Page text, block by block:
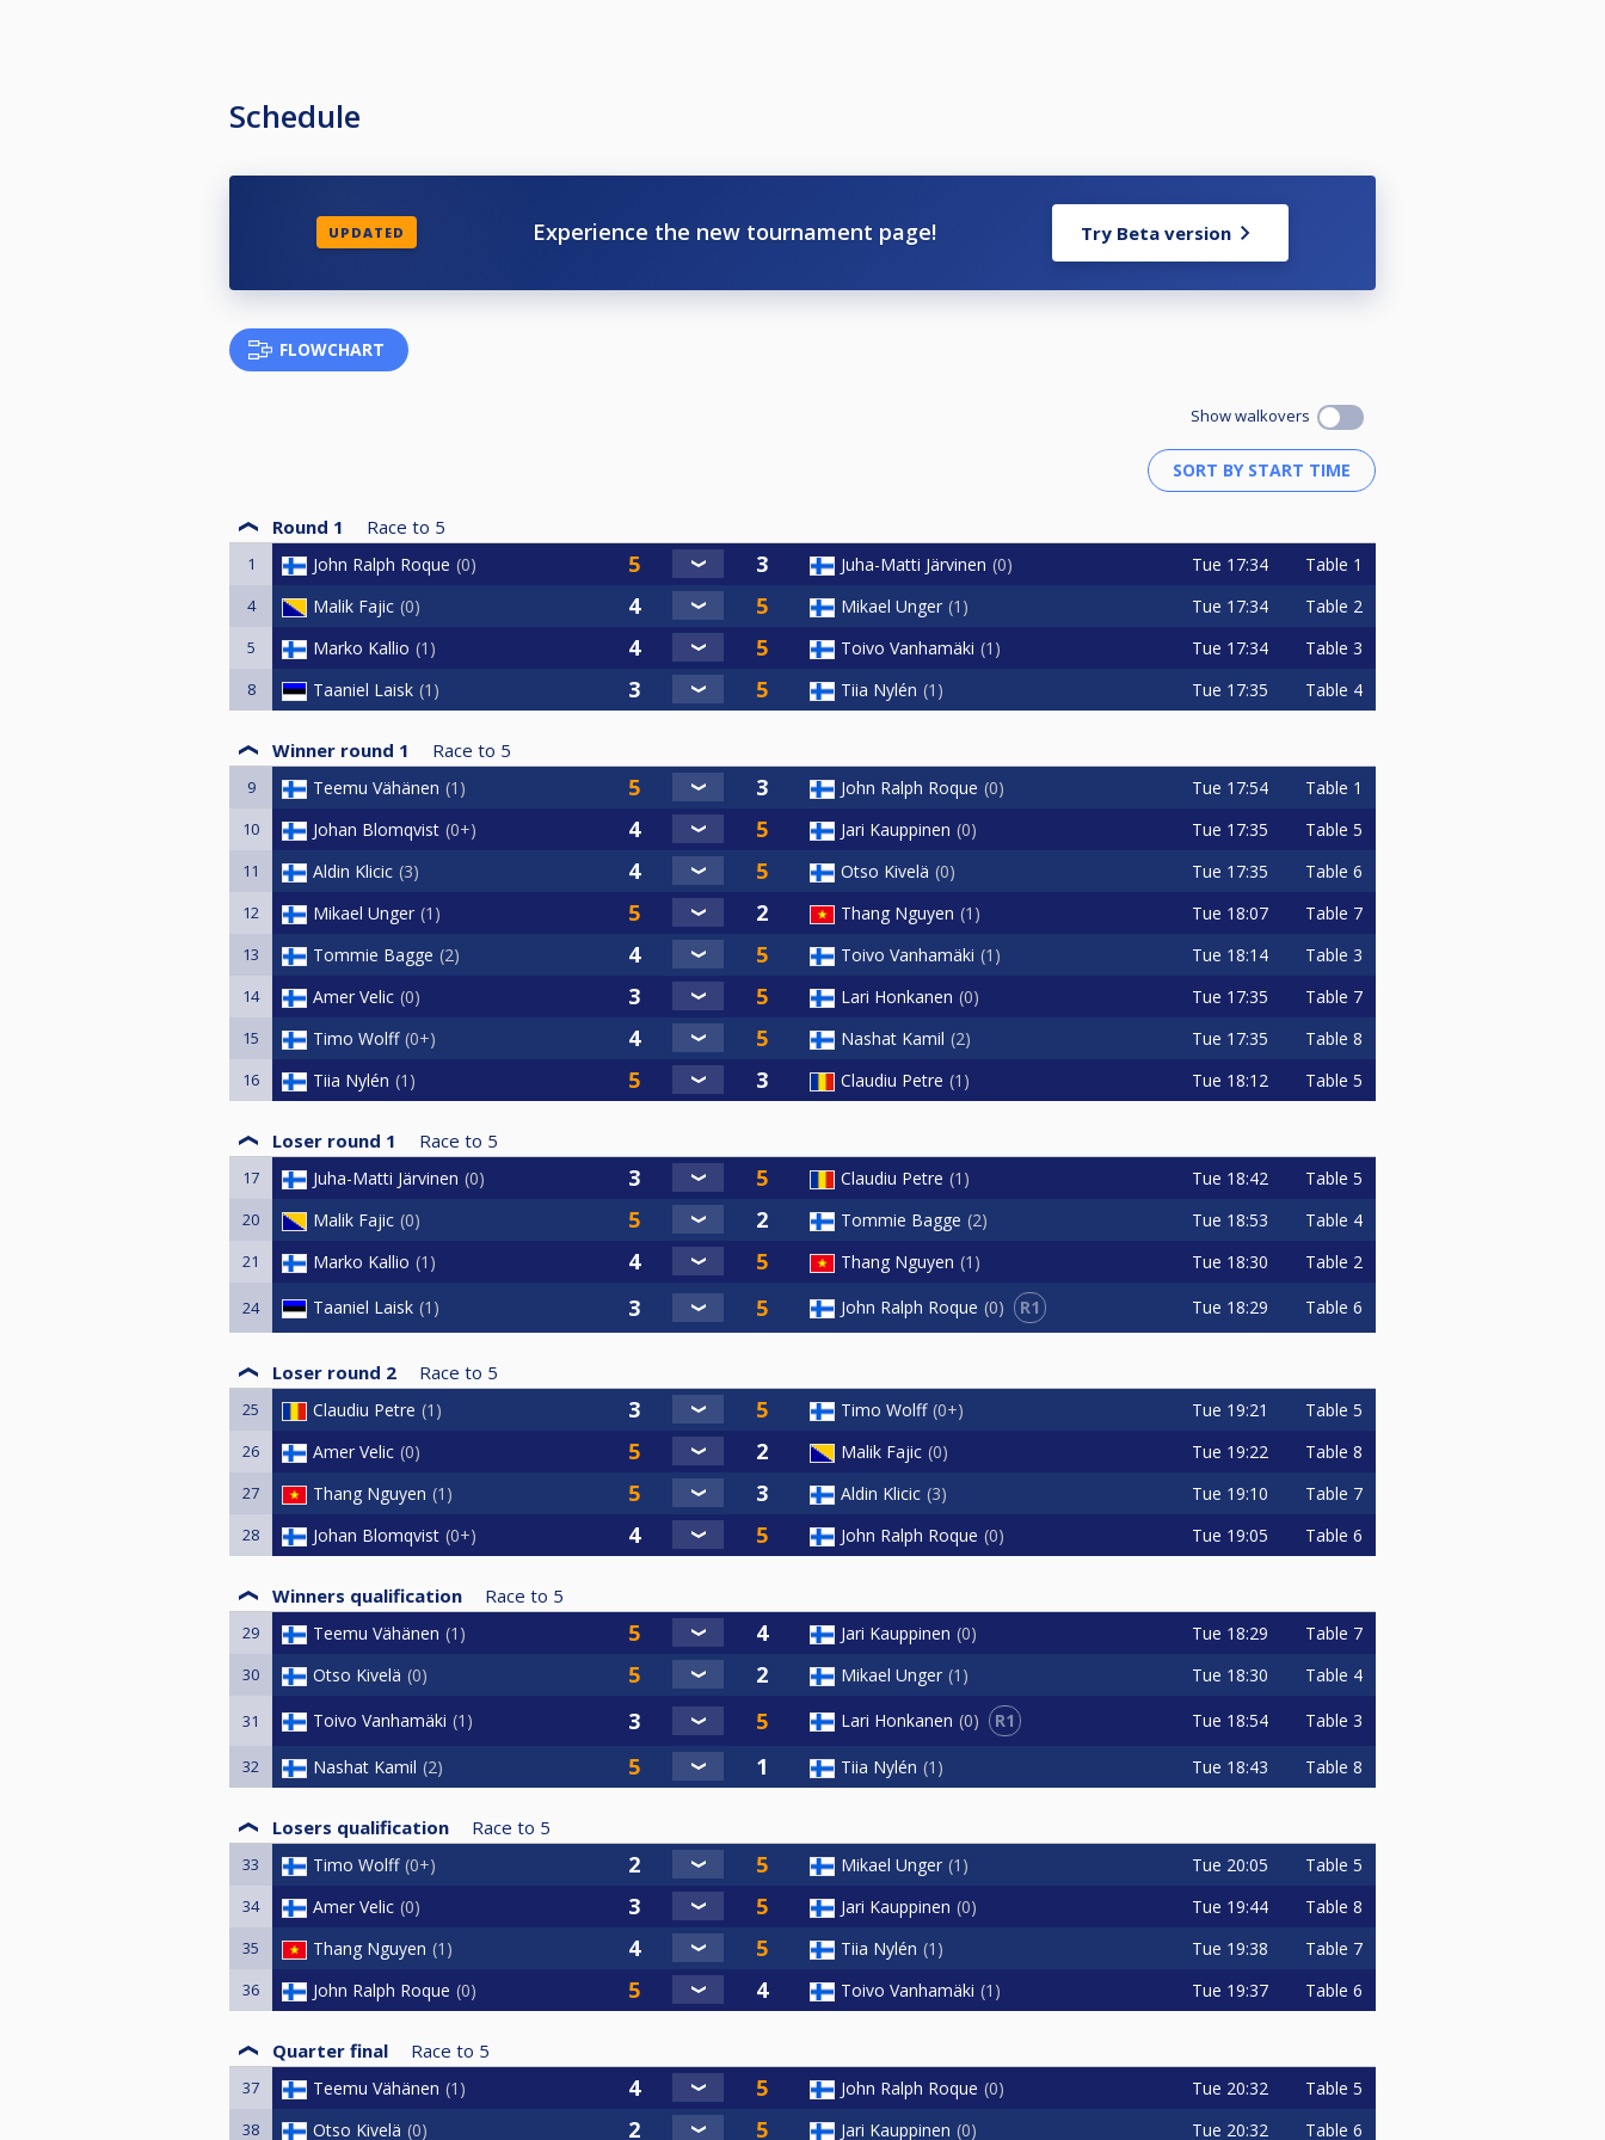
Schedule
UPDATED Experience the new tournament page! Try Beta version
FLOWCHART
Show walkovers
Round 1 Race to 5
1 John Ralph Roque 0 Juha-Matti Järvinen 0 Tue 17:34 Table 1
4 Malik Fajic 0 Mikael Unger 1 Tue 17:34 Table 2
5 Marko Kallio 1 Toivo Vanhamäki 1 Tue 17:34 Table 3
8 Taaniel Laisk 1 Tiia Nylén 1 Tue 17:35 Table 4
Winner round 1 Race to 5
9 Teemu Vähänen 1 John Ralph Roque 0 Tue 17:54 Table 1
10 Johan Blomqvist 0+ Jari Kauppinen 0 Tue 17:35 Table 5
11 Aldin Klicic 3 Otso Kivelä 0 Tue 17:35 Table 6
12 Mikael Unger 1 Thang Nguyen 1 Tue 18:07 Table 7
13 Tommie Bagge 2 Toivo Vanhamäki 1 Tue 18:14 Table 3
14 Amer Velic 0 Lari Honkanen 0 Tue 17:35 Table 7
15 Timo Wolff 0+ Nashat Kamil 2 Tue 17:35 Table 8
16 Tiia Nylén 1 Claudiu Petre 1 Tue 18:12 Table 5
Loser round 1 Race to 5
17 Juha-Matti Järvinen 0 Claudiu Petre 1 Tue 18:42 Table 5
20 Malik Fajic 0 Tommie Bagge 2 Tue 18:53 Table 4
21 Marko Kallio 1 Thang Nguyen 1 Tue 18:30 Table 2
24 Taaniel Laisk 1 John Ralph Roque 0 R1 Tue 18:29 Table 6
Loser round 2 Race to 5
25 Claudiu Petre 1 Timo Wolff 0+ Tue 19:21 Table 5
26 Amer Velic 0 Malik Fajic 0 Tue 19:22 Table 8
27 Thang Nguyen 1 Aldin Klicic 3 Tue 19:10 Table 7
28 Johan Blomqvist 0+ John Ralph Roque 0 Tue 19:05 Table 6
Winners qualification Race to 5
29 Teemu Vähänen 1 Jari Kauppinen 0 Tue 18:29 Table 7
30 Otso Kivelä 0 Mikael Unger 1 Tue 18:30 Table 4
31 Toivo Vanhamäki 1 Lari Honkanen 0 R1 Tue 18:54 Table 3
32 Nashat Kamil 2 Tiia Nylén 1 Tue 18:43 Table 8
Losers qualification Race to 5
33 Timo Wolff 0+ Mikael Unger 1 Tue 20:05 Table 5
34 Amer Velic 0 Jari Kauppinen 0 Tue 19:44 Table 8
35 Thang Nguyen 1 Tiia Nylén 1 Tue 19:38 Table 7
36 John Ralph Roque 0 Toivo Vanhamäki 1 Tue 19:37 Table 6
Quarter final Race to 5
37 Teemu Vähänen 1 John Ralph Roque 0 Tue 20:32 Table 5
38 Otso Kivelä 0 Jari Kauppinen 0 Tue 20:32 Table 6